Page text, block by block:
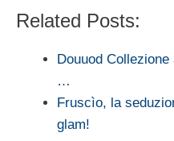
Related Posts:
Douuod
…
Fruscìo, la
glam!